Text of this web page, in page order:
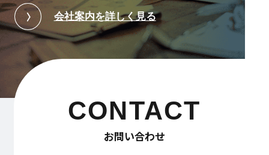
会社案内を詳しく見る
CONTACT
お問い合わせ